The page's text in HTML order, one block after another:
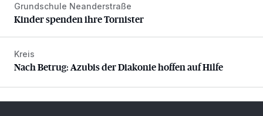
Kinder spenden ihre Tornister
Grundschule Neanderstraße
Kinder spenden ihre Tornister
Nach Betrug: Azubis der Diakonie hoffen auf Hilfe
Kreis
Nach Betrug: Azubis der Diakonie hoffen auf Hilfe